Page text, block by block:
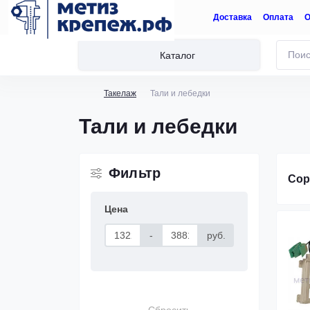
Доставка Оплата
Каталог
Такелаж Тали и лебедки
Тали и лебедки
Фильтр
Цена
- руб.